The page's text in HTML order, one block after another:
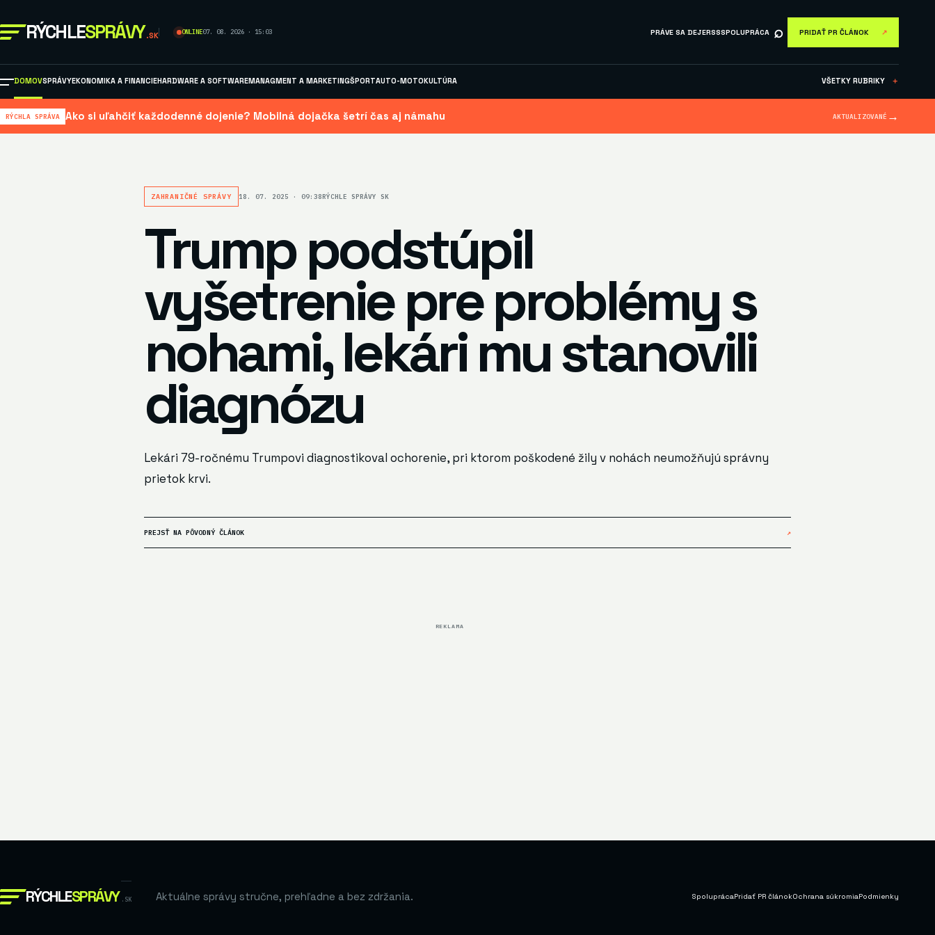
RÝCHLESPRÁVY .SK ONLINE07. 08. 2026 · 15:03 PRÁVE SA DEJERSSSPOLUPRÁCA ⌕ PRIDAŤ PR ČLÁNOK ↗
DOMOVSPRÁVYEKONOMIKA A FINANCIEHARDWARE A SOFTWAREMANAGMENT A MARKETINGŠPORTAUTO-MOTOKULTÚRA VŠETKY RUBRIKY ＋
RÝCHLA SPRÁVA Ako si uľahčiť každodenné dojenie? Mobilná dojačka šetrí čas aj námahu AKTUALIZOVANÉ →
ZAHRANIČNÉ SPRÁVY 18. 07. 2025 · 09:38RÝCHLE SPRÁVY SK
Trump podstúpil
vyšetrenie pre problémy s
nohami, lekári mu stanovili
diagnózu
Lekári 79-ročnému Trumpovi diagnostikoval ochorenie, pri ktorom poškodené žily v nohách neumožňujú správny
prietok krvi.
PREJSŤ NA PÔVODNÝ ČLÁNOK ↗
REKLAMA
RÝCHLESPRÁVY .SK Aktuálne správy stručne, prehľadne a bez zdržania. SpoluprácaPridať PR článokOchrana súkromiaPodmienky